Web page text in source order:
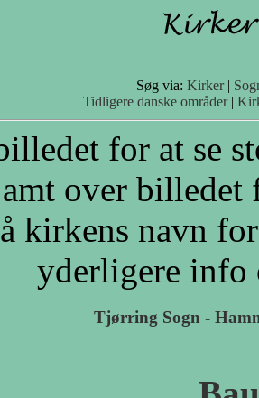
Søg via: Kirker|
Tidligere danske områder|
for at se
over billedet
kirkens navn
yderligere info
Tjørring Sogn -